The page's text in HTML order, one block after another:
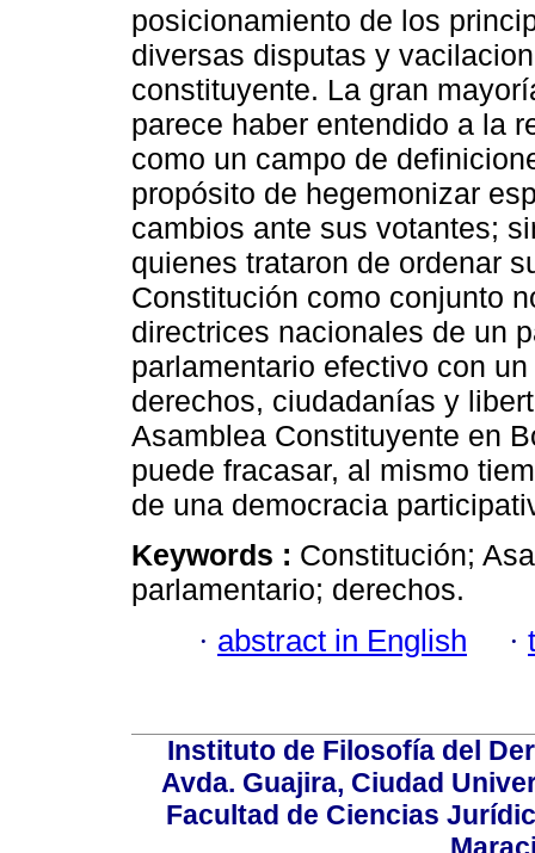
posicionamiento de los
diversas disputas y
constituyente. La gran
parece haber entendido a la
como un campo de
propósito de hegemonizar
cambios ante sus votantes;
quienes trataron de ordenar
Constitución como conjunto
directrices nacionales de un
parlamentario efectivo con
derechos, ciudadanías y
Asamblea Constituyente en
puede fracasar, al mismo
de una democracia
Keywords : Constitución;
parlamentario; derechos.
· abstract in English ·
Instituto de Filosofía del
Avda. Guajira, Ciudad
Facultad de Ciencias